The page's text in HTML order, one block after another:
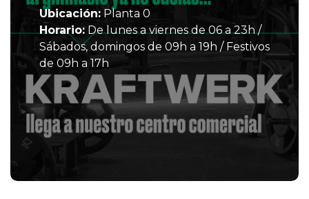
Ubicación: Planta 0
Horario: De lunes a viernes de 06 a 23h /
Sábados, domingos de 09h a 19h / Festivos
de 09h a 17h